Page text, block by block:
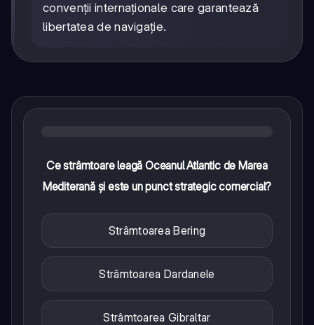
convenții internaționale care garantează
libertatea de navigație.
Ce strâmtoare leagă Oceanul Atlantic de Marea
Mediterană și este un punct strategic comercial?
Strâmtoarea Bering
Strâmtoarea Dardanele
Strâmtoarea Gibraltar